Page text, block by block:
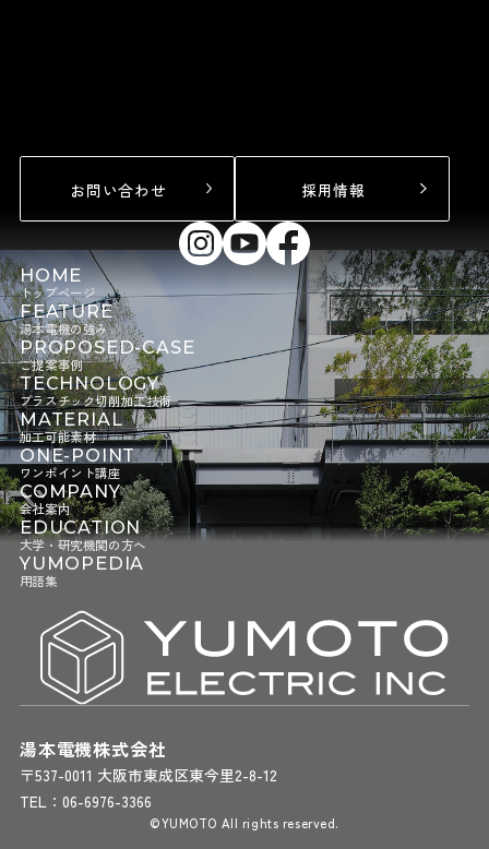
お問い合わせ 採用情報
HOME
トップページ
FEATURE
湯本電機の強み
PROPOSED-CASE
ご提案事例
TECHNOLOGY
プラスチック切削加工技術
MATERIAL
加工可能素材
ONE-POINT
ワンポイント講座
COMPANY
会社案内
EDUCATION
大学・研究機関の方へ
YUMOPEDIA
用語集
湯本電機株式会社
〒537-0011 大阪市東成区東今里2-8-12
TEL： 06-6976-3366
©YUMOTO All rights reserved.